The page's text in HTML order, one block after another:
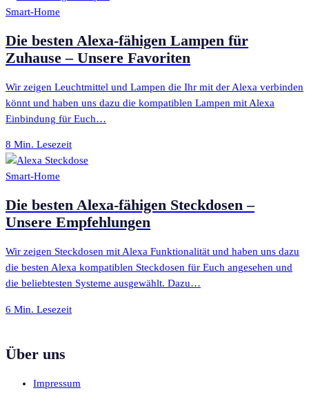
Smart-Home
Die besten Alexa-fähigen Lampen für
Zuhause – Unsere Favoriten
Wir zeigen Leuchtmittel und Lampen die Ihr mit der Alexa verbinden
könnt und haben uns dazu die kompatiblen Lampen mit Alexa
Einbindung für Euch…
8 Min. Lesezeit
Smart-Home
Die besten Alexa-fähigen Steckdosen –
Unsere Empfehlungen
Wir zeigen Steckdosen mit Alexa Funktionalität und haben uns dazu
die besten Alexa kompatiblen Steckdosen für Euch angesehen und
die beliebtesten Systeme ausgewählt. Dazu…
6 Min. Lesezeit
Über uns
Impressum